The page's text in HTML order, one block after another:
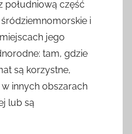
południową część
i
jego
tam, gdzie
są korzystne,
innych obszarach
lub są